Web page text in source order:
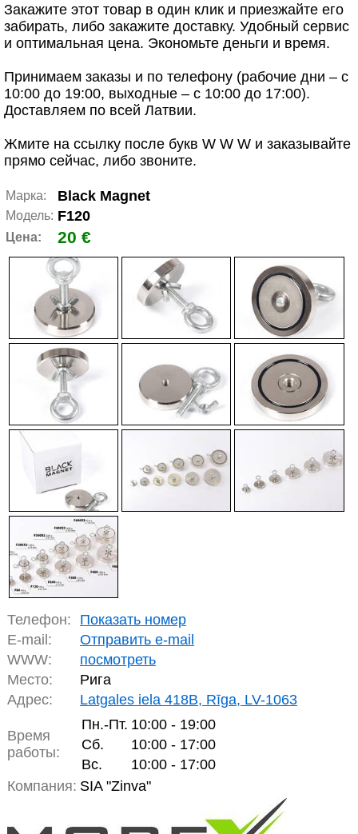
Закажите этот товар в один клик и приезжайте его
забирать, либо закажите доставку. Удобный сервис
и оптимальная цена. Экономьте деньги и время.
Принимаем заказы и по телефону (рабочие дни – с
10:00 до 19:00, выходные – с 10:00 до 17:00).
Доставляем по всей Латвии.
Жмите на ссылку после букв W W W и заказывайте
прямо сейчас, либо звоните.
Марка: Black Magnet
Модель: F120
Цена: 20 €
Телефон:
Показать номер
E-mail:
Отправить e-mail
WWW:
посмотреть
Место:
Рига
Адрес:
Latgales iela 418B, Rīga, LV-1063
Время
работы:
Пн.-Пт. 10:00 - 19:00
Сб.
10:00 - 17:00
Вс.
10:00 - 17:00
Компания: SIA "Zinva"